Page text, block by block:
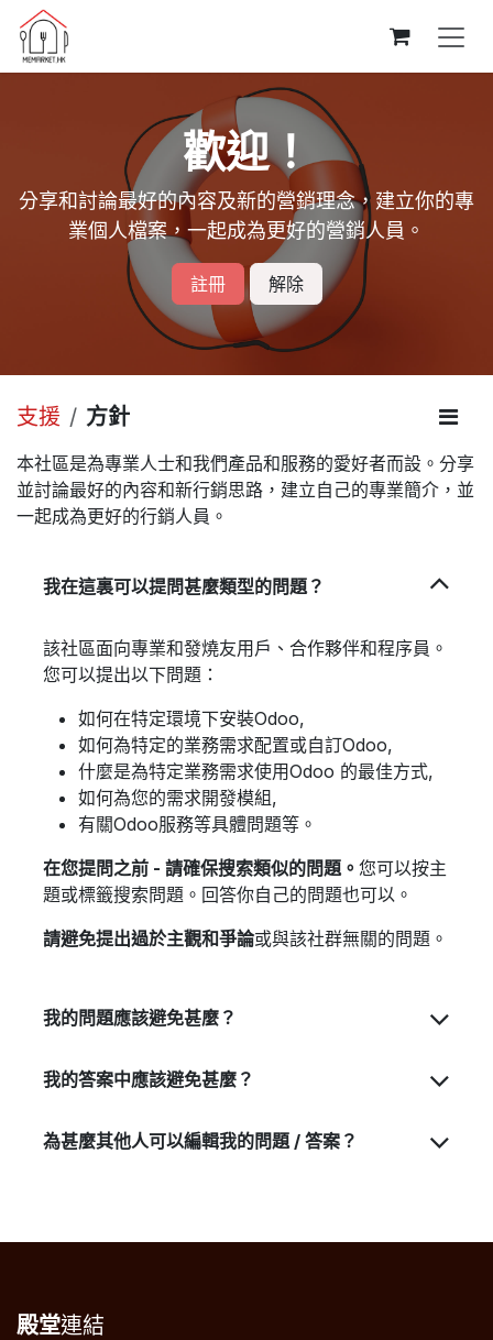
跳至內容
歡迎！
分享和討論最好的內容及新的營銷理念，建立你的專
業個人檔案，一起成為更好的營銷人員。
註冊 解除
支援 方針
本社區是為專業人士和我們產品和服務的愛好者而設。分享
並討論最好的內容和新行銷思路，建立自己的專業簡介，並
一起成為更好的行銷人員。
我在這裏可以提問甚麼類型的問題？
該社區面向專業和發燒友用戶、合作夥伴和程序員。
您可以提出以下問題：
如何在特定環境下安裝Odoo,
如何為特定的業務需求配置或自訂Odoo,
什麼是為特定業務需求使用Odoo 的最佳方式,
如何為您的需求開發模組,
有關Odoo服務等具體問題等。
在您提問之前 - 請確保搜索類似的問題。 您可以按主
題或標籤搜索問題。回答你自己的問題也可以。
請避免提出過於主觀和爭論或與該社群無關的問題。
我的問題應該避免甚麼？
我的答案中應該避免甚麼？
為甚麼其他人可以編輯我的問題 / 答案？
殿堂連結